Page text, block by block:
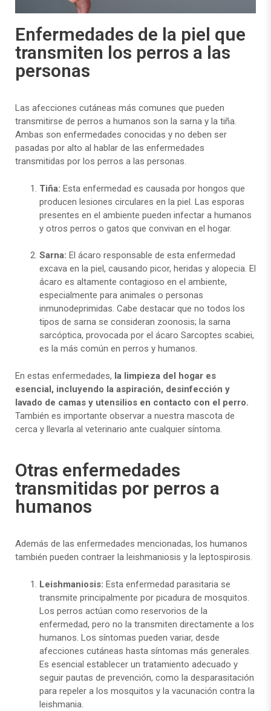
Enfermedades de la piel que
transmiten los perros a las
personas
Las afecciones cutáneas más comunes que pueden
transmitirse de perros a humanos son la sarna y la tiña.
Ambas son enfermedades conocidas y no deben ser
pasadas por alto al hablar de las enfermedades
transmitidas por los perros a las personas.
Tiña: Esta enfermedad es causada por hongos que
producen lesiones circulares en la piel. Las esporas
presentes en el ambiente pueden infectar a humanos
y otros perros o gatos que convivan en el hogar.
Sarna: El ácaro responsable de esta enfermedad
excava en la piel, causando picor, heridas y alopecia. El
ácaro es altamente contagioso en el ambiente,
especialmente para animales o personas
inmunodeprimidas. Cabe destacar que no todos los
tipos de sarna se consideran zoonosis; la sarna
sarcóptica, provocada por el ácaro Sarcoptes scabiei,
es la más común en perros y humanos.
En estas enfermedades, la limpieza del hogar es
esencial, incluyendo la aspiración, desinfección y
lavado de camas y utensilios en contacto con el perro.
También es importante observar a nuestra mascota de
cerca y llevarla al veterinario ante cualquier síntoma.
Otras enfermedades
transmitidas por perros a
humanos
Además de las enfermedades mencionadas, los humanos
también pueden contraer la leishmaniosis y la leptospirosis.
Leishmaniosis: Esta enfermedad parasitaria se
transmite principalmente por picadura de mosquitos.
Los perros actúan como reservorios de la
enfermedad, pero no la transmiten directamente a los
humanos. Los síntomas pueden variar, desde
afecciones cutáneas hasta síntomas más generales.
Es esencial establecer un tratamiento adecuado y
seguir pautas de prevención, como la desparasitación
para repeler a los mosquitos y la vacunación contra la
leishmania.